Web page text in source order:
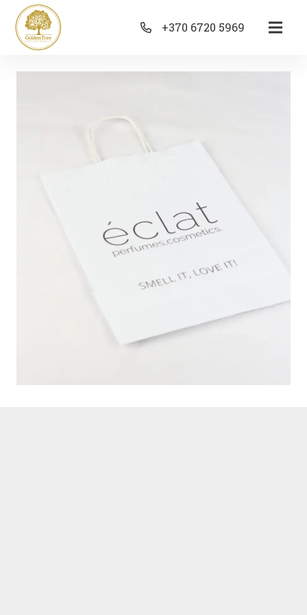
+370 6720 5969